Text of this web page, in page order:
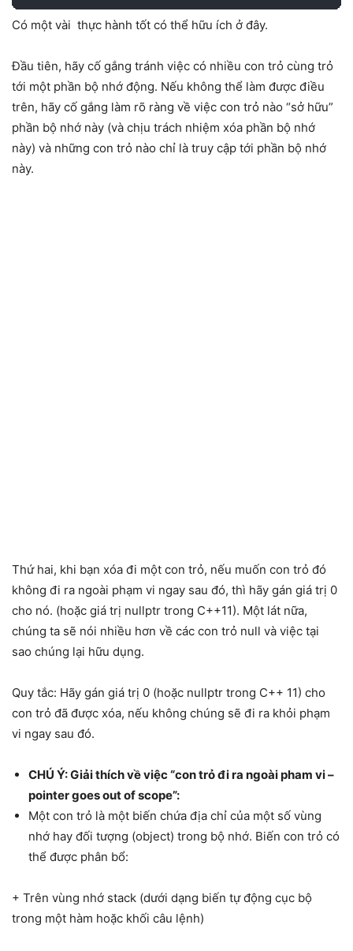
Có một vài thực hành tốt có thể hữu ích ở đây.
Đầu tiên, hãy cố gắng tránh việc có nhiều con trỏ cùng trỏ
tới một phần bộ nhớ động. Nếu không thể làm được điều
trên, hãy cố gắng làm rõ ràng về việc con trỏ nào “sở hữu”
phần bộ nhớ này (và chịu trách nhiệm xóa phần bộ nhớ
này) và những con trỏ nào chỉ là truy cập tới phần bộ nhớ
này.
Thứ hai, khi bạn xóa đi một con trỏ, nếu muốn con trỏ đó
không đi ra ngoài phạm vi ngay sau đó, thì hãy gán giá trị 0
cho nó. (hoặc giá trị nullptr trong C++11). Một lát nữa,
chúng ta sẽ nói nhiều hơn về các con trỏ null và việc tại
sao chúng lại hữu dụng.
Quy tắc: Hãy gán giá trị 0 (hoặc nullptr trong C++ 11) cho
con trỏ đã được xóa, nếu không chúng sẽ đi ra khỏi phạm
vi ngay sau đó.
CHÚ Ý: Giải thích về việc “con trỏ đi ra ngoài pham vi –
pointer goes out of scope”:
Một con trỏ là một biến chứa địa chỉ của một số vùng
nhớ hay đối tượng (object) trong bộ nhớ. Biến con trỏ có
thể được phân bổ:
+ Trên vùng nhớ stack (dưới dạng biến tự động cục bộ
trong một hàm hoặc khối câu lệnh)